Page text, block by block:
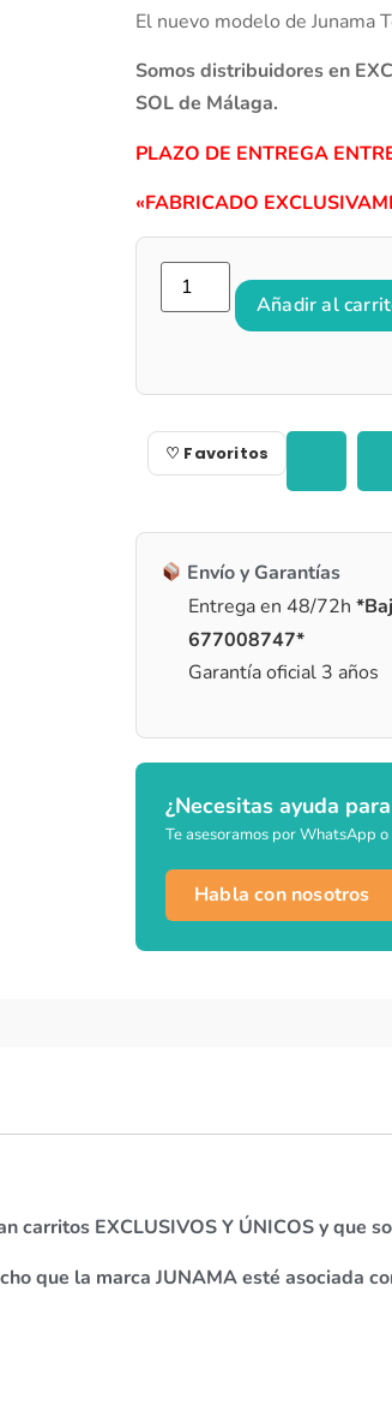
El nuevo modelo de Junama
Somos distribuidores en
SOL de Málaga.
PLAZO DE ENTREGA
«FABRICADO
Añadir al
♡ Favoritos
Envío y Garantías
Entrega en 48/72h
677008747*
Garantía oficial 3 años
¿Necesitas ayuda
Te asesoramos por WhatsApp
Habla con nosotros
EXCLUSIVOS Y ÚNICOS y que
que la marca JUNAMA esté asociada